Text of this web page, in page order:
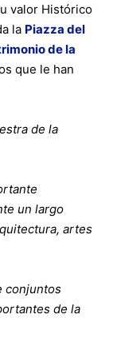
valor Histórico
la Piazza del
de la
que le han
de la
un largo
artes
conjuntos
de la